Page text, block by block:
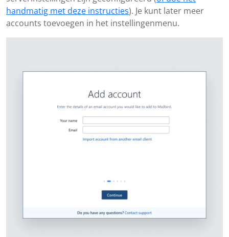
handmatig met deze instructies). Je kunt later meer
accounts toevoegen in het instellingenmenu.